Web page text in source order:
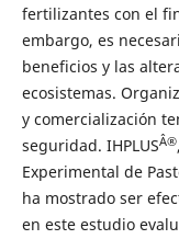
fertilizantes con el
embargo, es
beneficios y las
ecosistemas.
y comercialización
seguridad. IHPLUSÂ®
Experimental de
ha mostrado ser
en este estudio